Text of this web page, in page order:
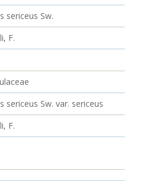
sericeus Sw.
F.
sericeus Sw. var. sericeus
F.